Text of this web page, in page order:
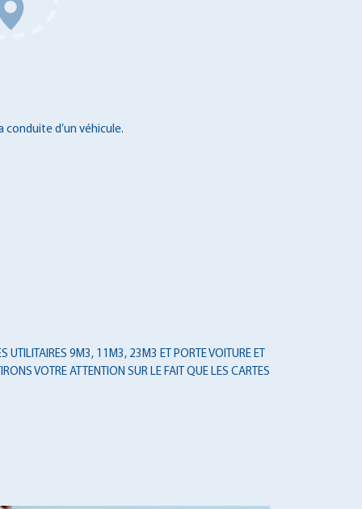
d’un véhicule.
UTILITAIRES 9M3, 11M3, 23M3 ET PORTE VOITURE ET
VOTRE ATTENTION SUR LE FAIT QUE LES CARTES